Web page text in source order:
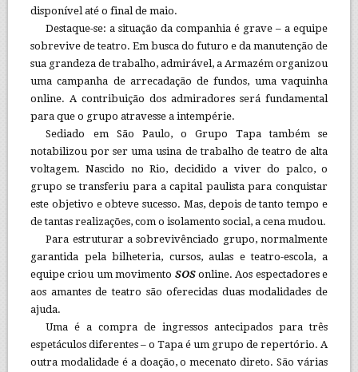
disponível até o final de maio.
Destaque-se: a situação da companhia é grave – a equipe
sobrevive de teatro. Em busca do futuro e da manutenção de
sua grandeza de trabalho, admirável, a Armazém organizou
uma campanha de arrecadação de fundos, uma vaquinha
online. A contribuição dos admiradores será fundamental
para que o grupo atravesse a intempérie.
Sediado em São Paulo, o Grupo Tapa também se
notabilizou por ser uma usina de trabalho de teatro de alta
voltagem. Nascido no Rio, decidido a viver do palco, o
grupo se transferiu para a capital paulista para conquistar
este objetivo e obteve sucesso. Mas, depois de tanto tempo e
de tantas realizações, com o isolamento social, a cena mudou.
Para estruturar a sobrevivênciado grupo, normalmente
garantida pela bilheteria, cursos, aulas e teatro-escola, a
equipe criou um movimento SOSonline. Aos espectadores e
aos amantes de teatro são oferecidas duas modalidades de
ajuda.
Uma é a compra de ingressos antecipados para três
espetáculos diferentes – o Tapa é um grupo de repertório. A
outra modalidade é a doação, o mecenato direto. São várias